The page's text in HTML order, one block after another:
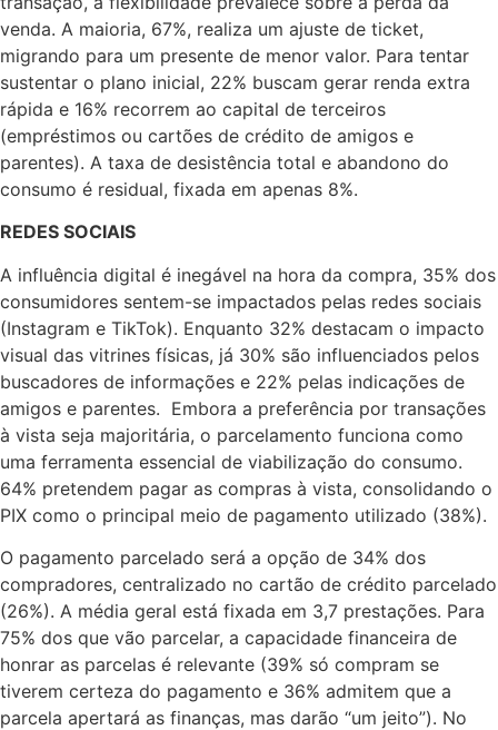
venda. A maioria, 67%, realiza um ajuste de ticket,
migrando para um presente de menor valor. Para tentar
sustentar o plano inicial, 22% buscam gerar renda extra
rápida e 16% recorrem ao capital de terceiros
(empréstimos ou cartões de crédito de amigos e
parentes). A taxa de desistência total e abandono do
consumo é residual, fixada em apenas 8%.
REDES SOCIAIS
A influência digital é inegável na hora da compra, 35% dos
consumidores sentem-se impactados pelas redes sociais
(Instagram e TikTok). Enquanto 32% destacam o impacto
visual das vitrines físicas, já 30% são influenciados pelos
buscadores de informações e 22% pelas indicações de
amigos e parentes. Embora a preferência por transações
à vista seja majoritária, o parcelamento funciona como
uma ferramenta essencial de viabilização do consumo.
64% pretendem pagar as compras à vista, consolidando o
PIX como o principal meio de pagamento utilizado (38%).
O pagamento parcelado será a opção de 34% dos
compradores, centralizado no cartão de crédito parcelado
(26%). A média geral está fixada em 3,7 prestações. Para
75% dos que vão parcelar, a capacidade financeira de
honrar as parcelas é relevante (39% só compram se
tiverem certeza do pagamento e 36% admitem que a
parcela apertará as finanças, mas darão “um jeito”). No